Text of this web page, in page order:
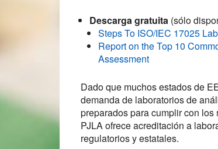
Descarga gratuita (sólo
Steps To ISO/IEC 17025
Report on the Top 10
Assessment
Dado que muchos estados de
demanda de laboratorios de
preparados para cumplir con
PJLA ofrece acreditación a
regulatorios y estatales.